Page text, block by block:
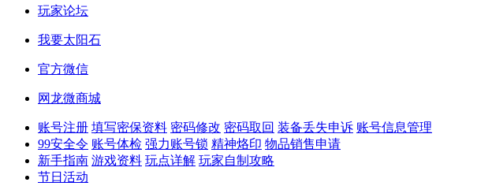
玩家论坛
我要太阳石
官方微信
网龙微商城
账号注册 填写密保资料 密码修改 密码取回 装备丢失申诉 账号信息管理
99安全令 账号体检 强力账号锁 精神烙印 物品销售申请
新手指南 游戏资料 玩点详解 玩家自制攻略
节日活动